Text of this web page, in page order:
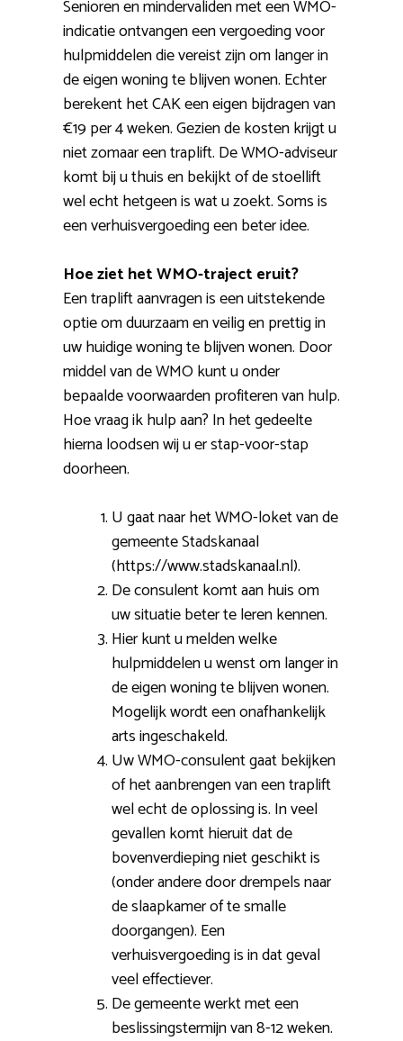
Senioren en mindervaliden met een WMO-
indicatie ontvangen een vergoeding voor
hulpmiddelen die vereist zijn om langer in
de eigen woning te blijven wonen. Echter
berekent het CAK een eigen bijdragen van
€19 per 4 weken. Gezien de kosten krijgt u
niet zomaar een traplift. De WMO-adviseur
komt bij u thuis en bekijkt of de stoellift
wel echt hetgeen is wat u zoekt. Soms is
een verhuisvergoeding een beter idee.
Hoe ziet het WMO-traject eruit?
Een traplift aanvragen is een uitstekende
optie om duurzaam en veilig en prettig in
uw huidige woning te blijven wonen. Door
middel van de WMO kunt u onder
bepaalde voorwaarden profiteren van hulp.
Hoe vraag ik hulp aan? In het gedeelte
hierna loodsen wij u er stap-voor-stap
doorheen.
U gaat naar het WMO-loket van de
gemeente Stadskanaal
(https://www.stadskanaal.nl).
De consulent komt aan huis om
uw situatie beter te leren kennen.
Hier kunt u melden welke
hulpmiddelen u wenst om langer in
de eigen woning te blijven wonen.
Mogelijk wordt een onafhankelijk
arts ingeschakeld.
Uw WMO-consulent gaat bekijken
of het aanbrengen van een traplift
wel echt de oplossing is. In veel
gevallen komt hieruit dat de
bovenverdieping niet geschikt is
(onder andere door drempels naar
de slaapkamer of te smalle
doorgangen). Een
verhuisvergoeding is in dat geval
veel effectiever.
De gemeente werkt met een
beslissingstermijn van 8-12 weken.